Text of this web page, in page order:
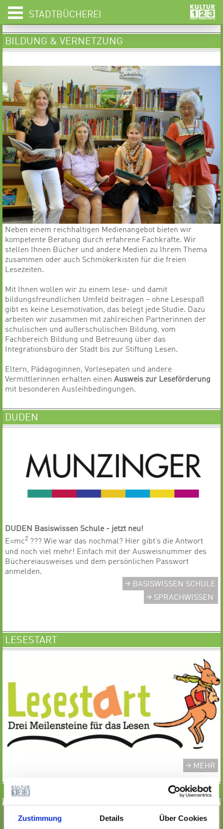
Zustimmung Details Über Cookies
STADTBÜCHEREI
BILDUNG & VERNETZUNG
Neben einem reichhaltigen Medienangebot bieten wir
kompetente Beratung durch erfahrene Fachkräfte. Wir
stellen Ihnen Bücher und andere Medien zu Ihrem Thema
zusammen oder auch Schmökerkisten für die freien
Lesezeiten.
Mit Ihnen wollen wir zu einem lese- und damit
bildungsfreundlichen Umfeld beitragen – ohne Lesespaß
gibt es keine Lesemotivation, das belegt jede Studie. Dazu
arbeiten wir zusammen mit zahlreichen Partnerinnen der
schulischen und außerschulischen Bildung, vom
Fachbereich Bildung und Betreuung über das
Integrationsbüro der Stadt bis zur Stiftung Lesen.
Eltern, Pädagoginnen, Vorlesepaten und andere
Vermittlerinnen erhalten einen Ausweis zur Leseförderung
mit besonderen Ausleihbedingungen.
DUDEN
DUDEN Basiswissen Schule - jetzt neu!
E=mc2 ??? Wie war das nochmal? Hier gibt’s die Antwort
und noch viel mehr! Einfach mit der Ausweisnummer des
Büchereiausweises und dem persönlichen Passwort
anmelden.
BASISWISSEN SCHULE
SPRACHWISSEN
LESESTART
MEHR
LESEWOCHEN